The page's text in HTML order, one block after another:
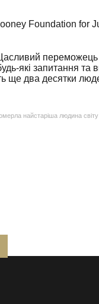
Foundation for
які запитання та
ще два десятки
найстаріша людина